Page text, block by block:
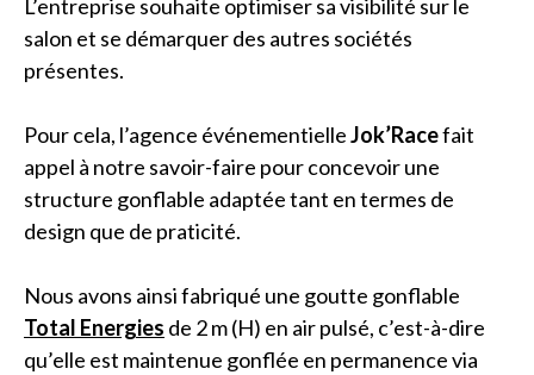
L’entreprise souhaite optimiser sa visibilité sur le
salon et se démarquer des autres sociétés
présentes.
Pour cela, l’agence événementielleJok’Racefait
appel à notre savoir-faire pour concevoir une
structure gonflable adaptée tant en termes de
design que de praticité.
Nous avons ainsi fabriqué une goutte gonflable
Total Energies de 2 m (H) en air pulsé, c’est-à-dire
qu’elle est maintenue gonflée en permanence via